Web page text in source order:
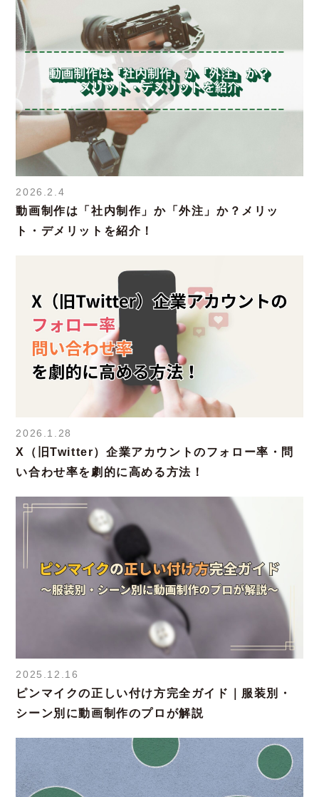
2026.2.4
動画制作は「社内制作」か「外注」か？メリッ
ト・デメリットを紹介！
2026.1.28
X（旧Twitter）企業アカウントのフォロー率・問
い合わせ率を劇的に高める方法！
2025.12.16
ピンマイクの正しい付け方完全ガイド｜服装別・
シーン別に動画制作のプロが解説